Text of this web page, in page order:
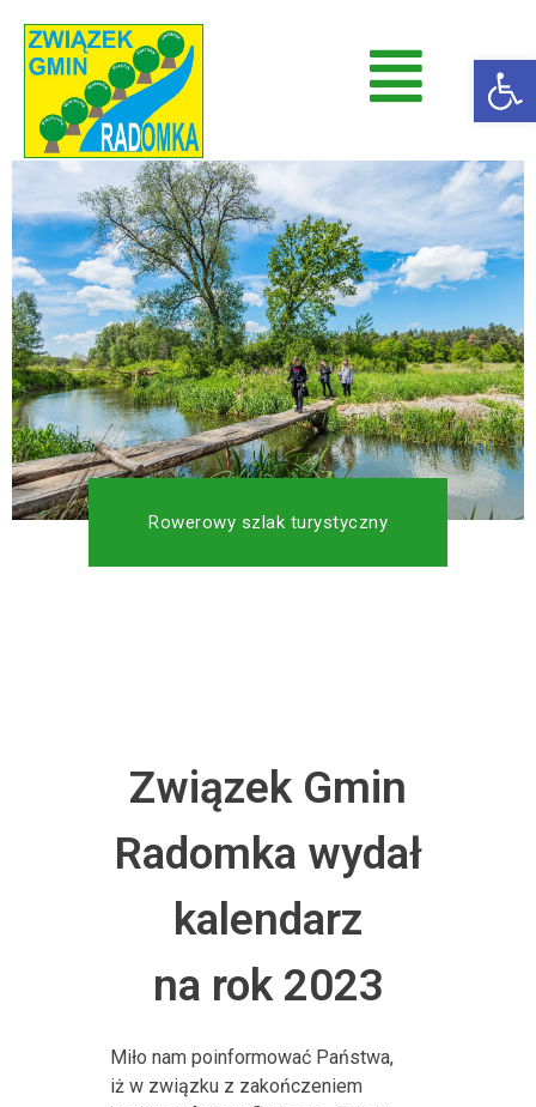
Radomka
Rowerowy szlak turystyczny
Związek Gmin
Radomka wydał
kalendarz
na rok 2023
Miło nam poinformować Państwa,
iż w związku z zakończeniem